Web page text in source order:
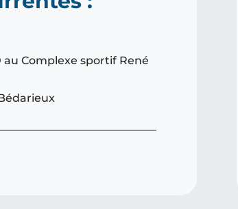
au Complexe sportif René